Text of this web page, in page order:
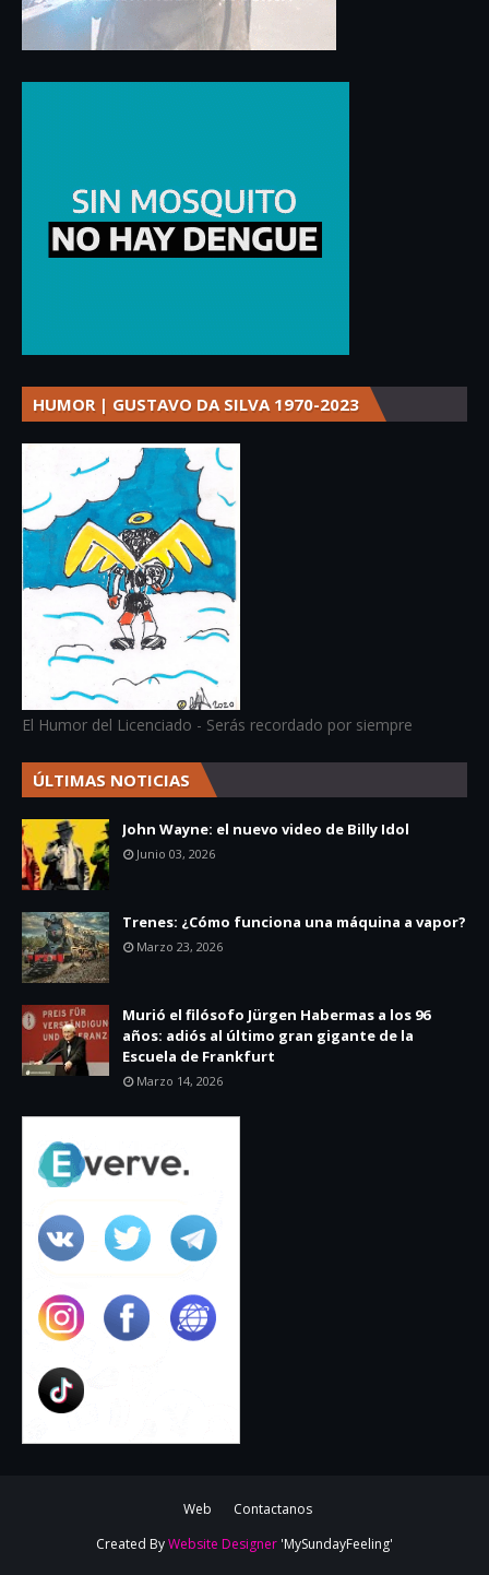
HUMOR | GUSTAVO DA SILVA 1970-2023
El Humor del Licenciado - Serás recordado por siempre
ÚLTIMAS NOTICIAS
John Wayne: el nuevo video de Billy Idol
Junio 03, 2026
Trenes: ¿Cómo funciona una máquina a vapor?
Marzo 23, 2026
Murió el filósofo Jürgen Habermas a los 96
años: adiós al último gran gigante de la
Escuela de Frankfurt
Marzo 14, 2026
Web
Contactanos
Created ByWebsite Designer 'MySundayFeeling'